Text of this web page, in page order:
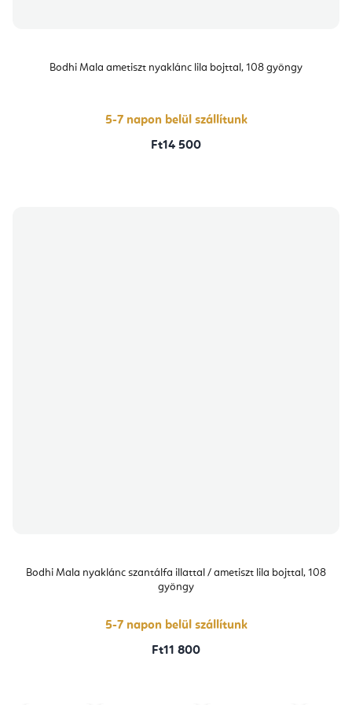
Bodhi Mala ametiszt nyaklánc lila bojttal, 108 gyöngy
5-7 napon belül szállítunk
Ft14 500
Bodhi Mala nyaklánc szantálfa illattal / ametiszt lila bojttal, 108
gyöngy
5-7 napon belül szállítunk
Ft11 800